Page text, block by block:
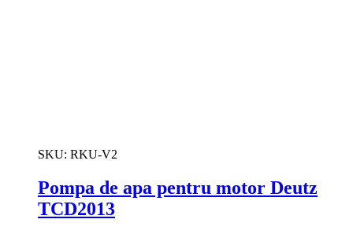
SKU: RKU-V2
Pompa de apa pentru motor Deutz
TCD2013